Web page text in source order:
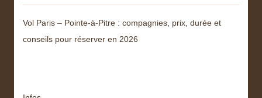
Vol Paris – Pointe-à-Pitre : compagnies, prix, durée et
conseils pour réserver en 2026